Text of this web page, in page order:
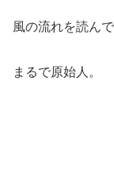
風の流れを読んで
まるで原始人。